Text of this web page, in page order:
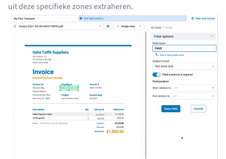
uit deze specifieke zones extraheren.